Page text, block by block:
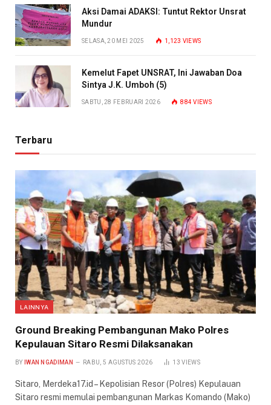
Aksi Damai ADAKSI: Tuntut Rektor Unsrat
Mundur
SELASA, 20 MEI 2025 1,123 VIEWS
Kemelut Fapet UNSRAT, Ini Jawaban Doa
Sintya J.K. Umboh (5)
SABTU, 28 FEBRUARI 2026 884VIEWS
Terbaru
LAINNYA
Ground Breaking Pembangunan Mako Polres
Kepulauan Sitaro Resmi Dilaksanakan
BY IWAN NGADIMAN RABU, 5 AGUSTUS 2026 13VIEWS
Sitaro, Merdeka17.id – Kepolisian Resor (Polres) Kepulauan
Sitaro resmi memulai pembangunan Markas Komando (Mako)